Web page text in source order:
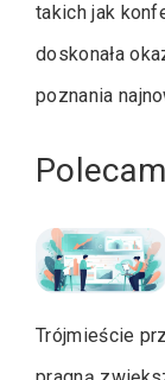
takich jak
doskonała
poznania
Trójmieście